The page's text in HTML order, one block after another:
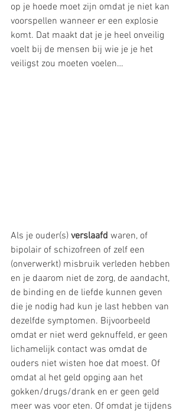
op je hoede moet zijn omdat je niet kan
voorspellen wanneer er een explosie
komt. Dat maakt dat je je heel onveilig
voelt bij de mensen bij wie je je het
veiligst zou moeten voelen…
Als je ouder(s) verslaafd waren, of
bipolair of schizofreen of zelf een
(onverwerkt) misbruik verleden hebben
en je daarom niet de zorg, de aandacht,
de binding en de liefde kunnen geven
die je nodig had kun je last hebben van
dezelfde symptomen. Bijvoorbeeld
omdat er niet werd geknuffeld, er geen
lichamelijk contact was omdat de
ouders niet wisten hoe dat moest. Of
omdat al het geld opging aan het
gokken/drugs/drank en er geen geld
meer was voor eten. Of omdat je tijdens